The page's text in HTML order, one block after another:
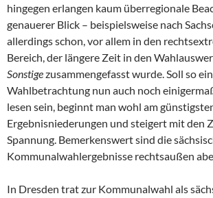
hingegen erlangen kaum überregionale
genauerer Blick – beispielsweise nach
allerdings schon, vor allem in den
Bereich, der längere Zeit in den
Sonstigezusammengefasst wurde. Soll so
Wahlbetrachtung nun auch noch
lesen sein, beginnt man wohl am
Ergebnisniederungen und steigert mit den
Spannung. Bemerkenswert sind die
Kommunalwahlergebnisse rechtsaußen
In Dresden trat zur Kommunalwahl als